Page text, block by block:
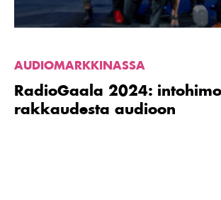
AUDIOMARKKINASSA
RadioGaala 2024:
rakkaudesta audioon